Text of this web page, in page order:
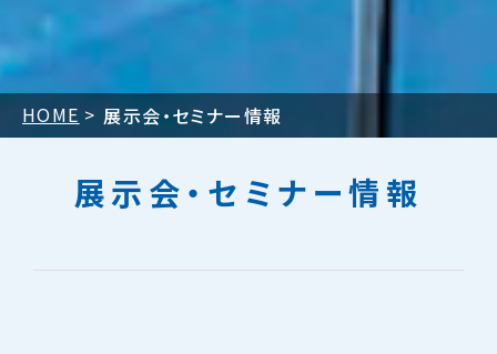
HOME 展示会・セミナー情報
展示会・セミナー情報